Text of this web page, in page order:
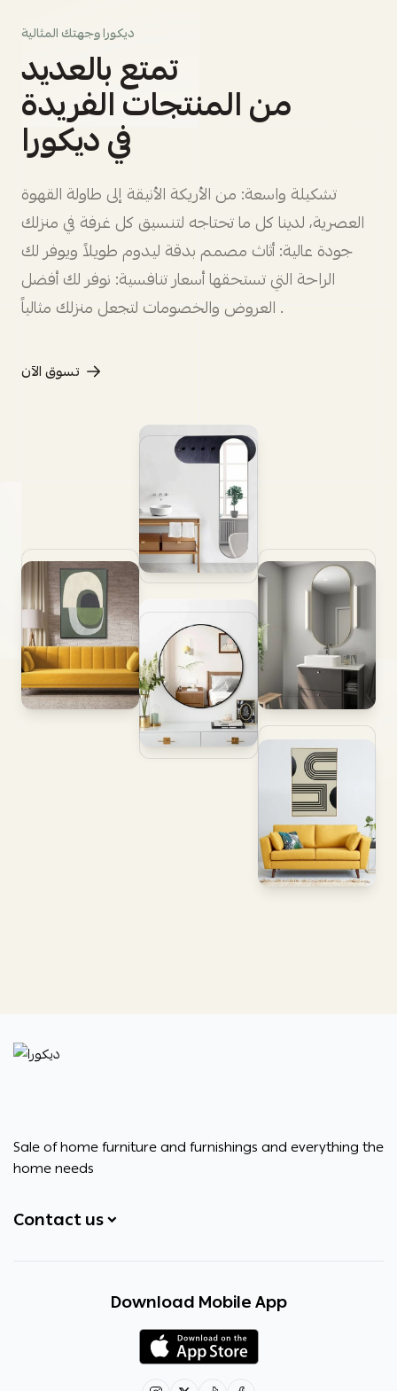
ديكورا وجهتك المثالية
تمتع بالعديد
من المنتجات الفريدة
في ديكورا
تشكيلة واسعة: من الأريكة الأنيقة إلى طاولة القهوة
العصرية، لدينا كل ما تحتاجه لتنسيق كل غرفة في منزلك
جودة عالية: أثاث مصمم بدقة ليدوم طويلاً ويوفر لك
الراحة التي تستحقها أسعار تنافسية: نوفر لك أفضل
العروض والخصومات لتجعل منزلك مثالياً .
تسوق الآن
ديكورا
Sale of home furniture and furnishings and everything the
home needs
Contact us
+966531828315
decora6586@gmail.com
Download Mobile App